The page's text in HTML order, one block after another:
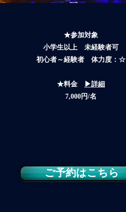
★参加対象
小学生以上 未経験者可
初心者～経験者 体力度：☆
★料金
▶詳細
7,000円/名
ご予約はこちら